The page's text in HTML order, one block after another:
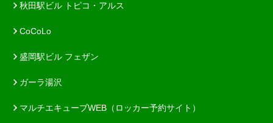
秋田駅ビル トピコ・アルス
CoCoLo
盛岡駅ビル フェザン
ガーラ湯沢
マルチエキューブWEB（ロッカー予約サイト）